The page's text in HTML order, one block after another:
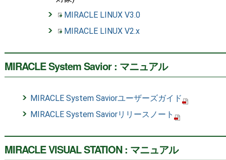
MIRACLE LINUX V3.0
MIRACLE LINUX V2.x
MIRACLE System Savior : マニュアル
MIRACLE System Saviorユーザーズガイド
MIRACLE System Saviorリリースノート
MIRACLE VISUAL STATION : マニュアル